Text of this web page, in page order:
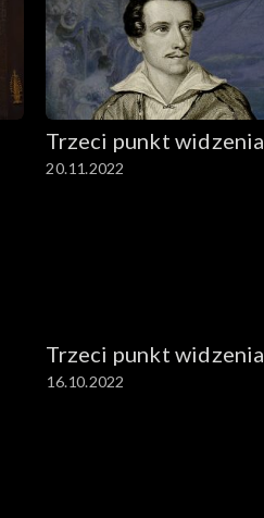
Trzeci punkt widzenia
20.11.2022
Trzeci punkt widzenia
16.10.2022